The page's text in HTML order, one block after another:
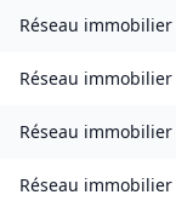
Réseau immobilier
Réseau immobilier
Réseau immobilier
Réseau immobilier